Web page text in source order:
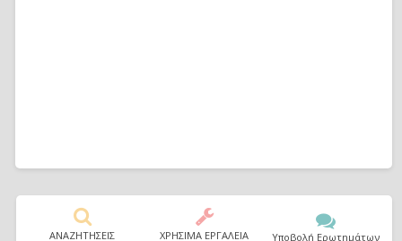
ΑΝΑΖΗΤΗΣΕΙΣ ΧΡΗΣΙΜΑ ΕΡΓΑΛΕΙΑ Υποβολή Ερωτημάτων